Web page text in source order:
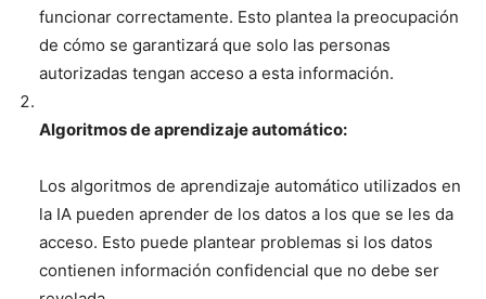
funcionar correctamente. Esto plantea la preocupación
de cómo se garantizará que solo las personas
autorizadas tengan acceso a esta información.
Algoritmos de aprendizaje automático:
Los algoritmos de aprendizaje automático utilizados en
la IA pueden aprender de los datos a los que se les da
acceso. Esto puede plantear problemas si los datos
contienen información confidencial que no debe ser